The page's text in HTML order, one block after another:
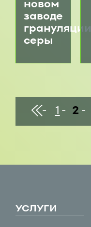
новом
заводе
грануляции
серы
В
начало
1 2
УСЛУГИ